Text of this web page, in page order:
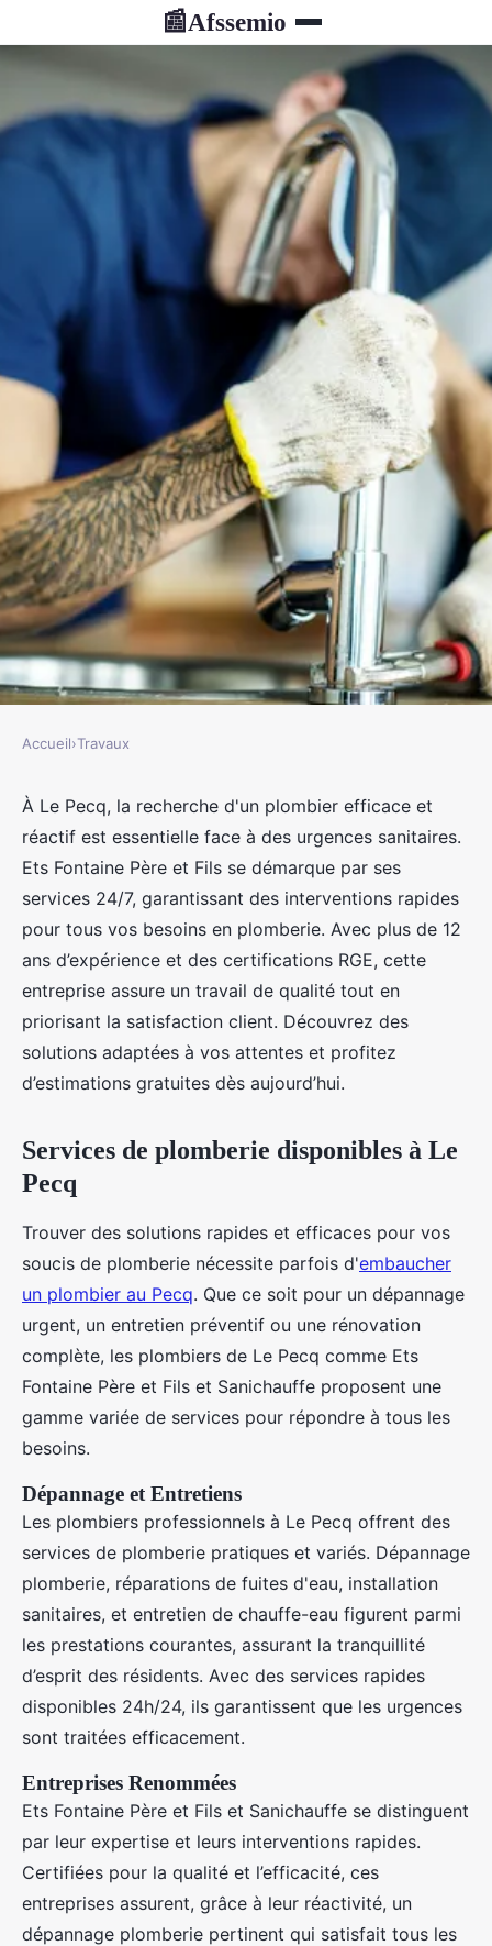
📰Afssemio
Plombier à Le Pecq : services
rapides et efficaces 24/7
jacqueline •11 février 2025•7 min de lecture
Accueil›Travaux
À Le Pecq, la recherche d'un plombier efficace et
réactif est essentielle face à des urgences sanitaires.
Ets Fontaine Père et Fils se démarque par ses
services 24/7, garantissant des interventions rapides
pour tous vos besoins en plomberie. Avec plus de 12
ans d’expérience et des certifications RGE, cette
entreprise assure un travail de qualité tout en
priorisant la satisfaction client. Découvrez des
solutions adaptées à vos attentes et profitez
d’estimations gratuites dès aujourd’hui.
Services de plomberie disponibles à Le
Pecq
Trouver des solutions rapides et efficaces pour vos
soucis de plomberie nécessite parfois d'embaucher
un plombier au Pecq. Que ce soit pour un dépannage
urgent, un entretien préventif ou une rénovation
complète, les plombiers de Le Pecq comme Ets
Fontaine Père et Fils et Sanichauffe proposent une
gamme variée de services pour répondre à tous les
besoins.
Dépannage et Entretiens
Les plombiers professionnels à Le Pecq offrent des
services de plomberie pratiques et variés. Dépannage
plomberie, réparations de fuites d'eau, installation
sanitaires, et entretien de chauffe-eau figurent parmi
les prestations courantes, assurant la tranquillité
d’esprit des résidents. Avec des services rapides
disponibles 24h/24, ils garantissent que les urgences
sont traitées efficacement.
Entreprises Renommées
Ets Fontaine Père et Fils et Sanichauffe se distinguent
par leur expertise et leurs interventions rapides.
Certifiées pour la qualité et l’efficacité, ces
entreprises assurent, grâce à leur réactivité, un
dépannage plomberie pertinent qui satisfait tous les